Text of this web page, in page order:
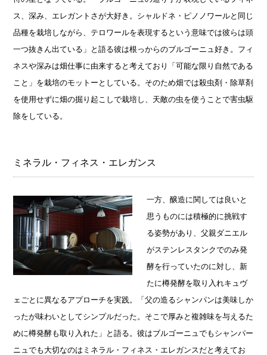
ス、深み、エレガントさが大好き。シャルドネ・ピノノワールと同じ
品種を栽培しながら、テロワールを表現するという意味では彼らは頭
一つ抜きん出ている」と語る彼は根っからのブルゴーニュ好き。フィ
ネスや深みは畑仕事に由来すると考えており「可能な限り自然である
こと」を栽培のモットーとしている。そのため畑では殺虫剤・除草剤
を使用せずに畑の掘り起こしで栽培し、天敵の虫を使うことで害虫駆
除をしている。
ミネラル・フィネス・エレガンス
一方、醸造に関しては良いと
思うものには積極的に挑戦す
る姿勢があり、父親ダニエル
がステンレスタンクでのみ発
酵を行っていたのに対し、新
たに樽発酵を取り入れキュヴ
ェごとに異なるアプローチを実践。「父の造るシャンパンは美味しか
ったが味わいとしてシンプルだった。そこで厚みと複雑味を与えるた
めに樽発酵も取り入れた」と語る。彼はブルゴーニュでもシャンパー
ニュでも大切なのはミネラル・フィネス・エレガンスだと考えてお